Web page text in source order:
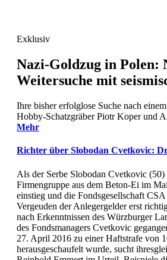
Exklusiv
Nazi-Goldzug in Polen:
Weitersuche mit
Ihre bisher erfolglose Suche nach
Hobby-Schatzgräber Piotr Koper und
Mehr
Richter über Slobodan Cvetkovic:
Als der Serbe Slobodan Cvetkovic
Firmengruppe aus dem Beton-Ei im
einstieg und die Fondsgesellschaft
Vergeuden der Anlegergelder erst
nach Erkenntnissen des Würzburger
des Fondsmanagers Cvetkovic
27. April 2016 zu einer Haftstrafe von
herausgeschaufelt wurde, sucht